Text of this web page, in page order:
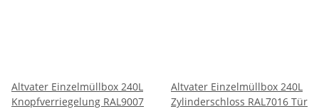
Altvater Einzelmüllbox 240L
Knopfverriegelung RAL9007
Altvater Einzelmüllbox 240L
Zylinderschloss RAL7016 Tür